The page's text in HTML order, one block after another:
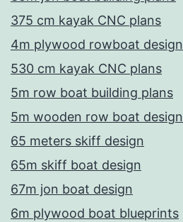
375 cm kayak CNC plans
4m plywood rowboat design
530 cm kayak CNC plans
5m row boat building plans
5m wooden row boat design
65 meters skiff design
65m skiff boat design
67m jon boat design
6m plywood boat blueprints